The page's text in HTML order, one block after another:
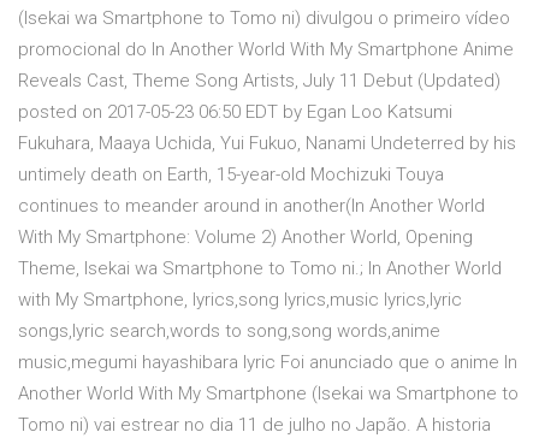
(Isekai wa Smartphone to Tomo ni) divulgou o primeiro vídeo
promocional do In Another World With My Smartphone Anime
Reveals Cast, Theme Song Artists, July 11 Debut (Updated)
posted on 2017-05-23 06:50 EDT by Egan Loo Katsumi
Fukuhara, Maaya Uchida, Yui Fukuo, Nanami Undeterred by his
untimely death on Earth, 15-year-old Mochizuki Touya
continues to meander around in another(In Another World
With My Smartphone: Volume 2) Another World, Opening
Theme, Isekai wa Smartphone to Tomo ni.; In Another World
with My Smartphone, lyrics,song lyrics,music lyrics,lyric
songs,lyric search,words to song,song words,anime
music,megumi hayashibara lyric Foi anunciado que o anime In
Another World With My Smartphone (Isekai wa Smartphone to
Tomo ni) vai estrear no dia 11 de julho no Japão. A historia